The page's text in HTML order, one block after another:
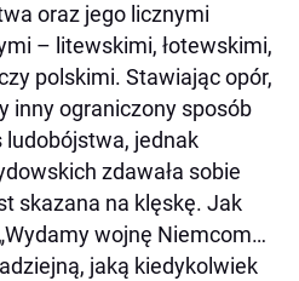
oraz jego licznymi
– litewskimi, łotewskimi,
polskimi. Stawiając opór,
inny ograniczony sposób
ludobójstwa, jednak
zdawała sobie
skazana na klęskę. Jak
wojnę Niemcom…
jaką kiedykolwiek